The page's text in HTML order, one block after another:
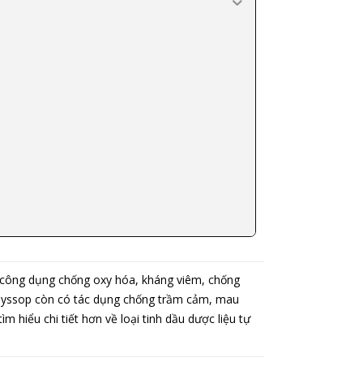
dụng chống oxy hóa, kháng viêm, chống
còn có tác dụng chống trầm cảm, mau
hiểu chi tiết hơn về loại tinh dầu dược liệu tự